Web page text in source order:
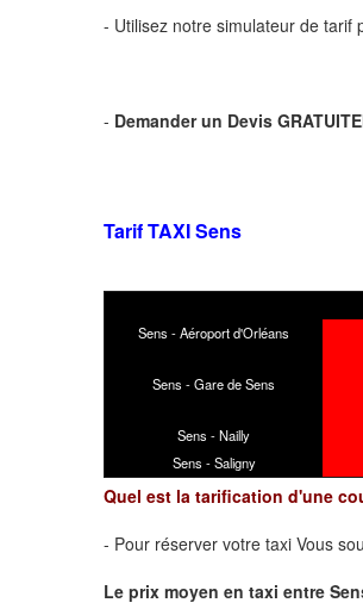
- Utilisez notre simulateur de tarif
- Demander un Devis
Tarif TAXI Sens
Sens - Aéroport d'Orléans
Sens - Gare de Sens
Sens - Nailly
Sens - Saligny
Quel est la tarification d'une
- Pour réserver votre taxi Vous
Le prix moyen en taxi entre